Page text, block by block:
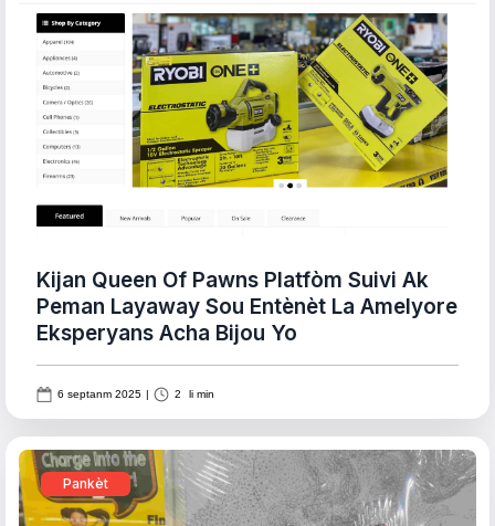
Kijan Queen Of Pawns Platfòm Suivi Ak
Peman Layaway Sou Entènèt La Amelyore
Eksperyans Acha Bijou Yo
6 septanm 2025 | 2 li min
Pankèt